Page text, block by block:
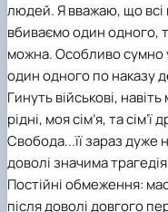
людей. Я вважаю, що всі
вбиваємо один одного,
можна. Особливо
один одного по наказу
Гинуть військові,
рідні, моя сім’я, та
Свобода...її зараз дуже
доволі значима
Постійні обмеження:
після доволі довгого